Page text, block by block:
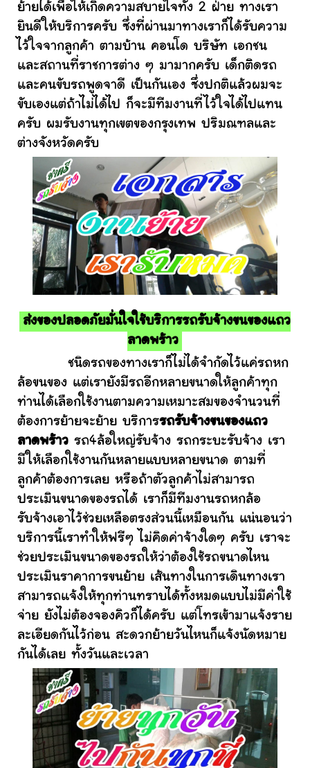
ย้ายได้เพื่อให้เกิดความสบายใจทั้ง 2 ฝ่าย ทางเรา
ยินดีให้บริการครับ ซึ่งที่ผ่านมาทางเราก็ได้รับความ
ไว้ใจจากลูกค้า ตามบ้าน คอนโด บริษัท เอกชน
และสถานที่ราชการต่าง ๆ มามากครับ เด็กติดรถ
และคนขับรถพูดจาดี เป็นกันเอง ซึ่งปกติแล้วผมจะ
ขับเองแต่ถ้าไม่ได้ไป ก็จะมีทีมงานที่ไว้ใจได้ไปแทน
ครับ ผมรับงานทุกเขตของกรุงเทพ ปริมณฑลและ
ต่างจังหวัดครับ
ส่งของปลอดภัยมั่นใจใช้บริการรถรับจ้างขนของแถว
ลาดพร้าว
ชนิดรถของทางเราก็ไม่ได้จำกัดไว้แค่รถหก
ล้อขนของ แต่เรายังมีรถอีกหลายขนาดให้ลูกค้าทุก
ท่านได้เลือกใช้งานตามความเหมาะสมของจำนวนที่
ต้องการย้ายจะย้าย บริการรถรับจ้างขนของแถว
ลาดพร้าว รถ4ล้อใหญ่รับจ้าง รถกระบะรับจ้าง เรา
มีให้เลือกใช้งานกันหลายแบบหลายขนาด ตามที่
ลูกค้าต้องการเลย หรือถ้าตัวลูกค้าไม่สามารถ
ประเมินขนาดของรถได้ เราก็มีทีมงานรถหกล้อ
รับจ้างเอาไว้ช่วยเหลือตรงส่วนนี้เหมือนกัน แน่นอนว่า
บริการนี้เราทำให้ฟรีๆ ไม่คิดค่าจ้างใดๆ ครับ เราจะ
ช่วยประเมินขนาดของรถให้ว่าต้องใช้รถขนาดไหน
ประเมินราคาการขนย้าย เส้นทางในการเดินทางเรา
สามารถแจ้งให้ทุกท่านทราบได้ทั้งหมดแบบไม่มีค่าใช้
จ่าย ยังไม่ต้องจองคิวก็ได้ครับ แต่โทรเข้ามาแจ้งราย
ละเอียดกันไว้ก่อน สะดวกย้ายวันไหนก็แจ้งนัดหมาย
กันได้เลย ทั้งวันและเวลา